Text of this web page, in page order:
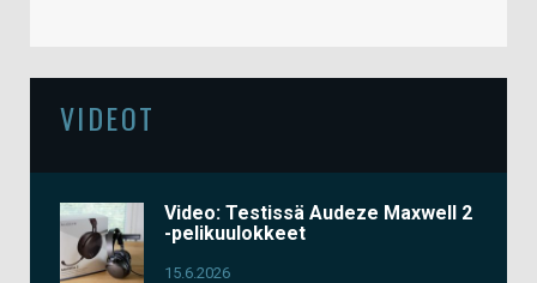
VIDEOT
Video: Testissä Audeze Maxwell 2
-pelikuulokkeet
15.6.2026